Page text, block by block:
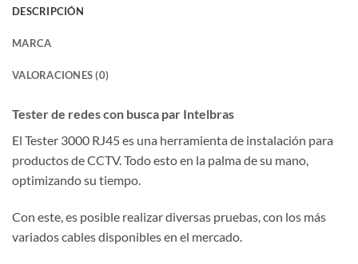
DESCRIPCIÓN
MARCA
VALORACIONES (0)
Tester de redes con busca par Intelbras
El Tester 3000 RJ45 es una herramienta de instalación para
productos de CCTV. Todo esto en la palma de su mano,
optimizando su tiempo.
Con este, es posible realizar diversas pruebas, con los más
variados cables disponibles en el mercado.